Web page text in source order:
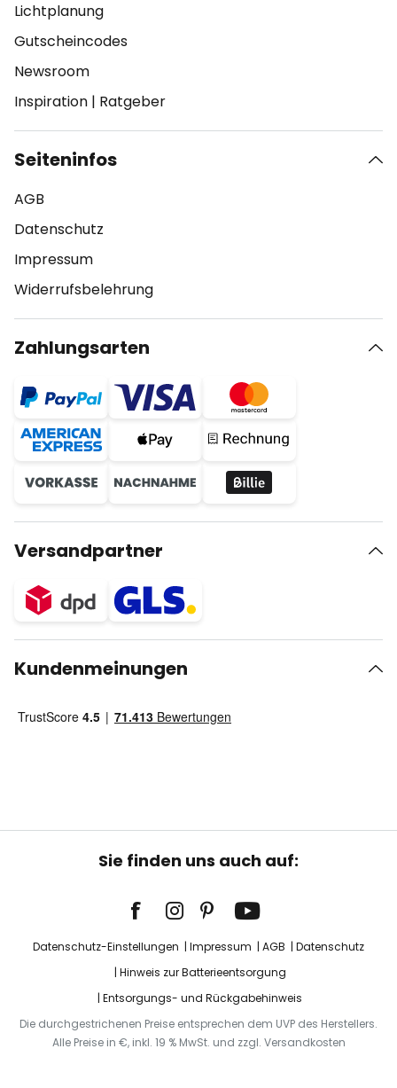
Lichtplanung
Gutscheincodes
Newsroom
Inspiration | Ratgeber
Seiteninfos
AGB
Datenschutz
Impressum
Widerrufsbelehrung
Zahlungsarten
Versandpartner
Kundenmeinungen
Sie finden uns auch auf:
Datenschutz-Einstellungen Impressum AGB
Datenschutz
Hinweis zur Batterieentsorgung
Entsorgungs- und Rückgabehinweis
Die durchgestrichenen Preise entsprechen dem UVP des Herstellers.
Alle Preise in €, inkl. 19 % MwSt. und zzgl. Versandkosten